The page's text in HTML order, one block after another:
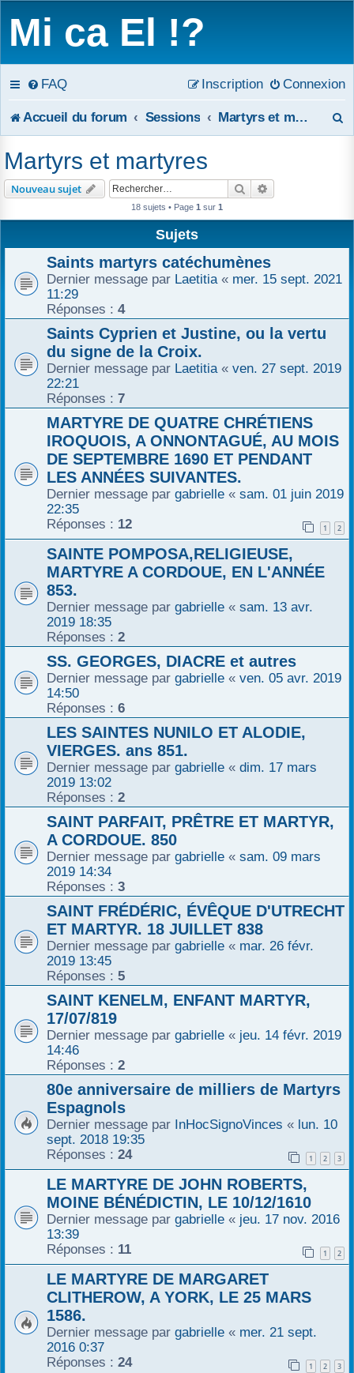
Mi ca El !?
FAQ Connexion
Inscription
Accueil du forum Sessions Martyrs et martyres
h
Martyrs et martyres
Nouveau sujet Rechercher
18 sujets • Page 1 sur 1
Sujets
Saints martyrs catéchumènes
Dernier message par Laetitia « mer. 15 sept. 2021
11:29
Réponses : 4
Saints Cyprien et Justine, ou la vertu
du signe de la Croix.
Dernier message par Laetitia « ven. 27 sept. 2019
22:21
Réponses : 7
MARTYRE DE QUATRE CHRÉTIENS
IROQUOIS, A ONNONTAGUÉ, AU MOIS
DE SEPTEMBRE 1690 ET PENDANT
LES ANNÉES SUIVANTES.
Dernier message par gabrielle « sam. 01 juin 2019
22:35
Réponses : 12 1 2
SAINTE POMPOSA,RELIGIEUSE,
MARTYRE A CORDOUE, EN L'ANNÉE
853.
Dernier message par gabrielle « sam. 13 avr.
2019 18:35
Réponses : 2
SS. GEORGES, DIACRE et autres
Dernier message par gabrielle « ven. 05 avr. 2019
14:50
Réponses : 6
LES SAINTES NUNILO ET ALODIE,
VIERGES. ans 851.
Dernier message par gabrielle « dim. 17 mars
2019 13:02
Réponses : 2
SAINT PARFAIT, PRÊTRE ET MARTYR,
A CORDOUE. 850
Dernier message par gabrielle « sam. 09 mars
2019 14:34
Réponses : 3
SAINT FRÉDÉRIC, ÉVÊQUE D'UTRECHT
ET MARTYR. 18 JUILLET 838
Dernier message par gabrielle « mar. 26 févr.
2019 13:45
Réponses : 5
SAINT KENELM, ENFANT MARTYR,
17/07/819
Dernier message par gabrielle « jeu. 14 févr. 2019
14:46
Réponses : 2
80e anniversaire de milliers de Martyrs
Espagnols
Dernier message par InHocSignoVinces « lun. 10
sept. 2018 19:35
Réponses : 24 1 2 3
LE MARTYRE DE JOHN ROBERTS,
MOINE BÉNÉDICTIN, LE 10/12/1610
Dernier message par gabrielle « jeu. 17 nov. 2016
13:39
Réponses : 11 1 2
LE MARTYRE DE MARGARET
CLITHEROW, A YORK, LE 25 MARS
1586.
Dernier message par gabrielle « mer. 21 sept.
2016 0:37
Réponses : 24 1 2 3